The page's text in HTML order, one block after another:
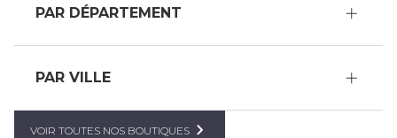
PAR DÉPARTEMENT
PAR VILLE
VOIR TOUTES NOS BOUTIQUES